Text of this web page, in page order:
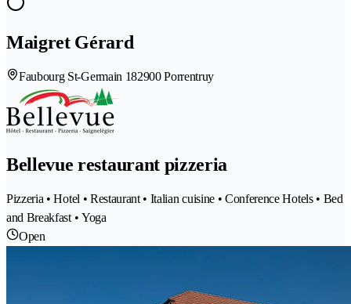
Maigret Gérard
Faubourg St-Germain 182900 Porrentruy
Bellevue restaurant pizzeria
Pizzeria • Hotel • Restaurant • Italian cuisine • Conference Hotels • Bed
and Breakfast • Yoga
Open